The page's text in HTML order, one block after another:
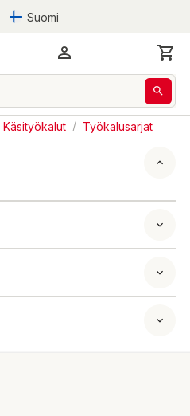
Suomi
Käsityökalut / Työkalusarjat